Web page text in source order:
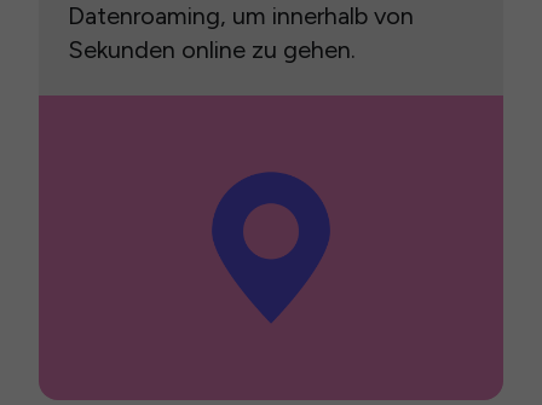
Datenroaming, um innerhalb von
Sekunden online zu gehen.